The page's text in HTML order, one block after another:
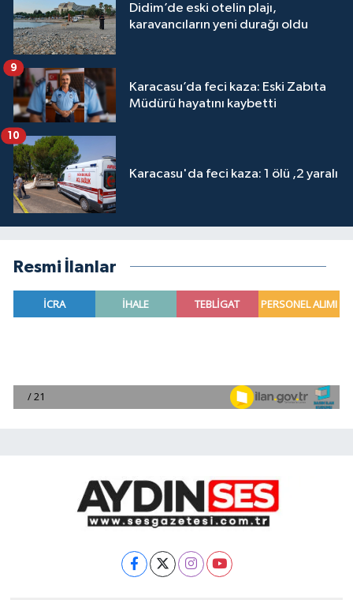
Didim’de eski otelin plajı,
karavancıların yeni durağı oldu
Karacasu’da feci kaza: Eski Zabıta
Müdürü hayatını kaybetti
9
Karacasu'da feci kaza: 1 ölü ,2 yaralı
10
Resmi İlanlar